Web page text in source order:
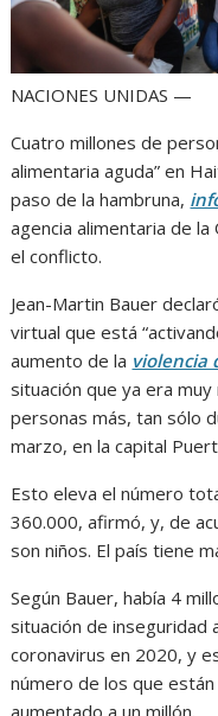
NACIONES UNIDAS —
Cuatro millones de
alimentaria aguda” en
paso de la hambruna,
agencia alimentaria de
el conflicto.
Jean-Martin Bauer
virtual que está
aumento de la violencia
situación que ya era
personas más, tan sólo
marzo, en la capital
Esto eleva el número
360.000, afirmó, y, de
son niños. El país tiene
Según Bauer, había 4
situación de inseguridad
coronavirus en 2020, y
número de los que